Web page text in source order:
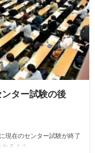
ター試験の後
現在のセンター試験が終了
れるよう…